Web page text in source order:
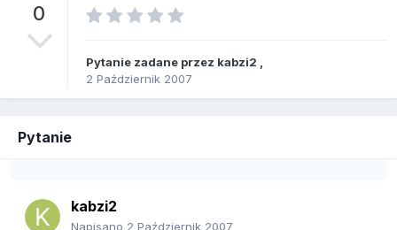
0
Pytanie zadane przez kabzi2
2 Październik 2007
Pytanie
kabzi2
Napisano 2 Październik 2007